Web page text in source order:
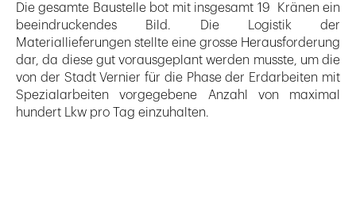
Die gesamte Baustelle bot mit insgesamt 19 Kränen ein
beeindruckendes Bild. Die Logistik der
Materiallieferungen stellte eine grosse Herausforderung
dar, da diese gut vorausgeplant werden musste, um die
von der Stadt Vernier für die Phase der Erdarbeiten mit
Spezialarbeiten vorgegebene Anzahl von maximal
hundert Lkw pro Tag einzuhalten.